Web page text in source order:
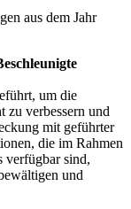
aus dem Jahr
um die
zu verbessern und
mit geführter
die im Rahmen
verfügbar sind,
und